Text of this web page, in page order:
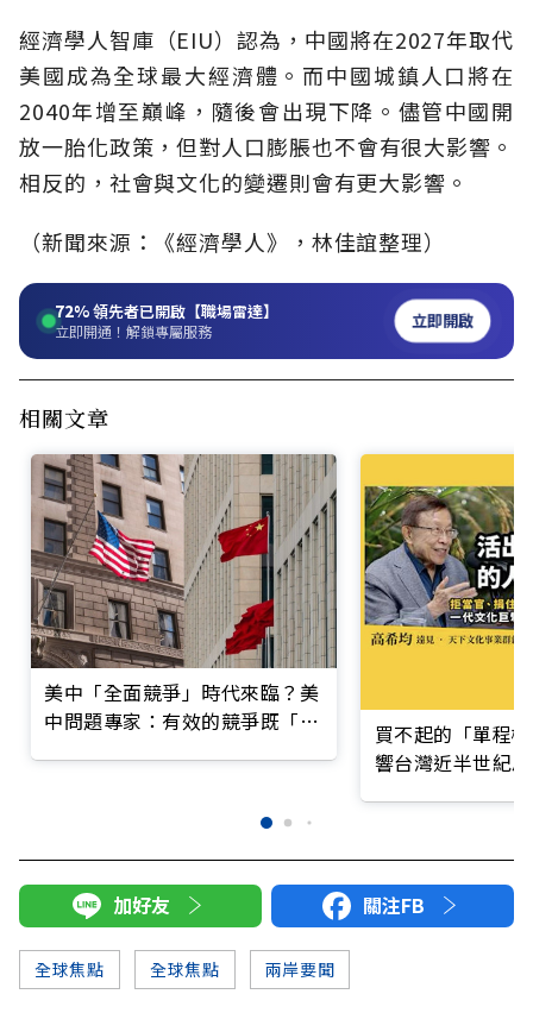
經濟學人智庫（EIU）認為，中國將在2027年取代
美國成為全球最大經濟體。而中國城鎮人口將在
2040年增至巔峰，隨後會出現下降。儘管中國開
放一胎化政策，但對人口膨脹也不會有很大影響。
相反的，社會與文化的變遷則會有更大影響。
（新聞來源：《經濟學人》，林佳誼整理）
72%領先者已開啟【職場雷達】
立即開通！解鎖專屬服務 立即開啟
相關文章
美中「全面競爭」時代來臨？美
中問題專家：有效的競爭既「防
買不起的「單程
響台灣近半世紀
加好友 關注FB
全球焦點 全球焦點 兩岸要聞